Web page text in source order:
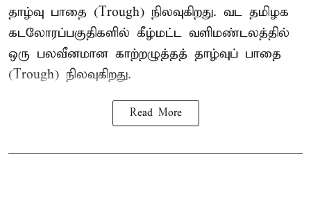
தாழ்வு பாதை (Trough) நிலவுகிறது. வட தமிழக
கடலோரப்பகுதிகளில் கீழ்மட்ட வளிமண்டலத்தில்
ஒரு பலவீனமான காற்றழுத்தத் தாழ்வுப் பாதை
(Trough) நிலவுகிறது.
Read More